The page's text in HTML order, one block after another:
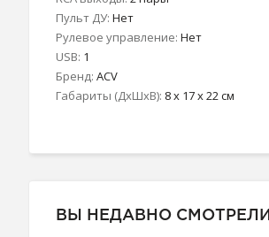
Пульт ДУ: Нет
Рулевое управление: Нет
USB: 1
Бренд: ACV
Габариты (ДхШхВ): 8 x 17 x 22 см
ВЫ НЕДАВНО СМОТРЕЛИ